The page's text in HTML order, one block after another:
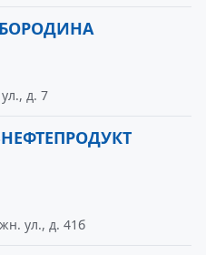
д. 7
ул., д. 41б